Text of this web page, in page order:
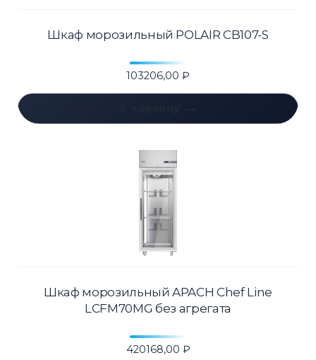
Шкаф морозильный POLAIR CB107-S
103206,00 ₽
Шкаф морозильный APACH Chef Line
LCFM70MG без агрегата
420168,00 ₽